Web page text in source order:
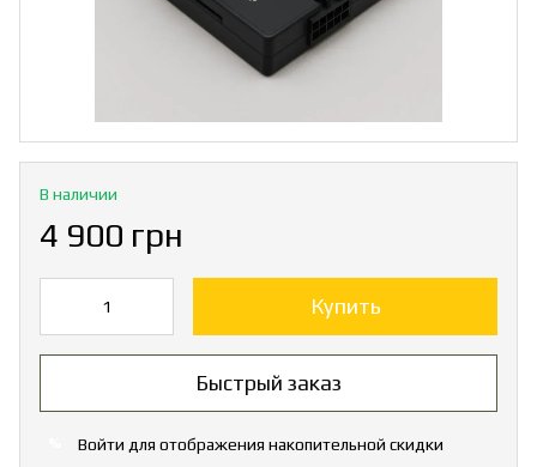
В наличии
4 900 грн
Купить
Быстрый заказ
Войти для отображения накопительной скидки